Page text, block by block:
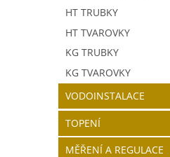
HT TRUBKY
HT TVAROVKY
KG TRUBKY
KG TVAROVKY
VODOINSTALACE
TOPENÍ
MĚŘENÍ A REGULACE